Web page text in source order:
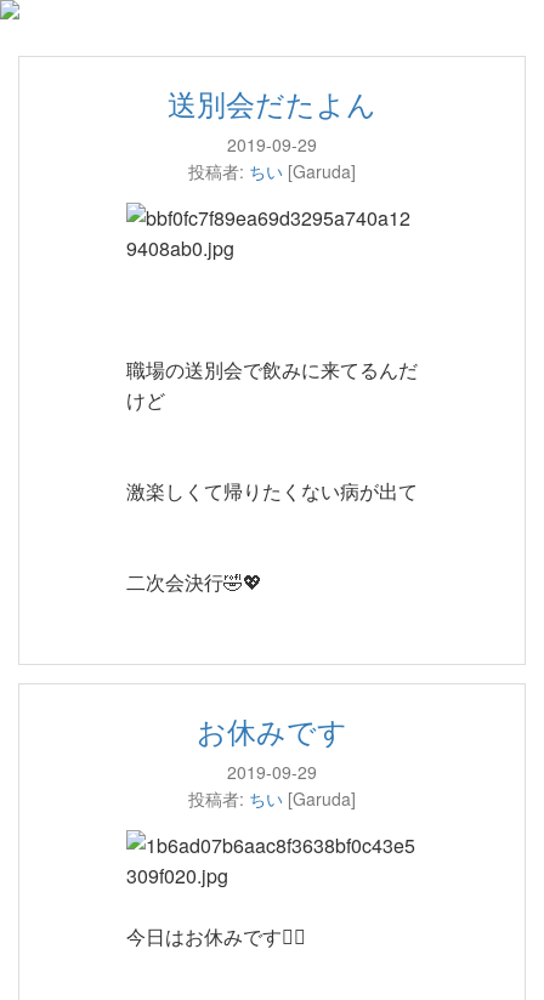
送別会だたよん
2019-09-29
投稿者: ちい [Garuda]
職場の送別会で飲みに来てるんだ
けど
激楽しくて帰りたくない病が出て
二次会決行🤣💖
お休みです
2019-09-29
投稿者: ちい [Garuda]
今日はお休みです🙇‍♀️